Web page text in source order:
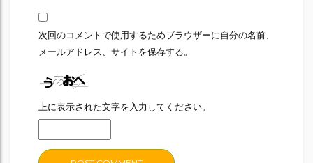
次回のコメントで使用するためブラウザーに自分の名前、
メールアドレス、サイトを保存する。
上に表示された文字を入力してください。